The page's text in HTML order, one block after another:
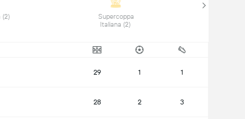
Supercoppa
Italiana (2)
29 1 1
28 2 3